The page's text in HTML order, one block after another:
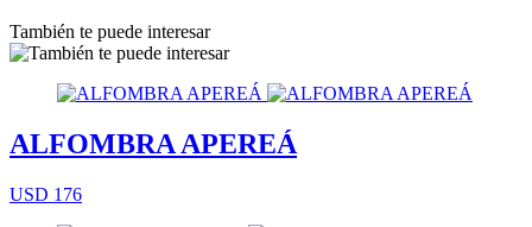
También te puede interesar
ALFOMBRA APEREÁ
USD 176